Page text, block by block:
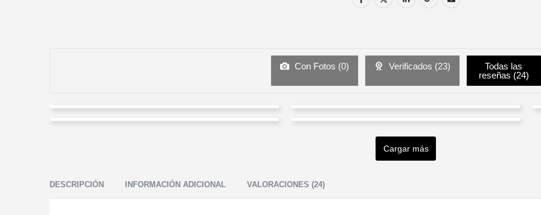
Con Fotos (0) Verificados (23)
Todas las
reseñas (24)
La atención es maravillosa! Son muy puntuales, y le
ponen mucho amor a los arreglos.
Estoy en el exterior y me parecieron efectivos rápidos
sus arreglos.
Cargar más
DESCRIPCIÓN INFORMACIÓN ADICIONAL VALORACIONES (24)